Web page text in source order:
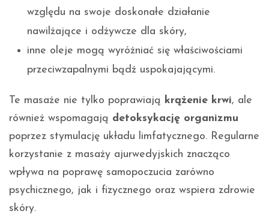
względu na swoje doskonałe działanie
nawilżające i odżywcze dla skóry,
inne oleje mogą wyróżniać się właściwościami
przeciwzapalnymi bądź uspokajającymi.
Te masaże nie tylko poprawiają krążenie krwi, ale
również wspomagają detoksykację organizmu
poprzez stymulację układu limfatycznego. Regularne
korzystanie z masaży ajurwedyjskich znacząco
wpływa na poprawę samopoczucia zarówno
psychicznego, jak i fizycznego oraz wspiera zdrowie
skóry.